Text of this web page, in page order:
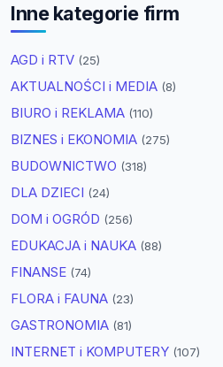
Inne kategorie firm
AGD i RTV (25)
AKTUALNOŚCI i MEDIA (8)
BIURO i REKLAMA (110)
BIZNES i EKONOMIA (275)
BUDOWNICTWO (318)
DLA DZIECI (24)
DOM i OGRÓD (256)
EDUKACJA i NAUKA (88)
FINANSE (74)
FLORA i FAUNA (23)
GASTRONOMIA (81)
INTERNET i KOMPUTERY (107)